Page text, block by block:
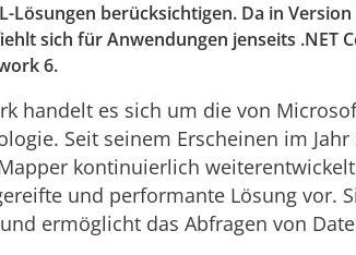
Lösungen berücksichtigen. Da in Version
sich für Anwendungen jenseits .NET
6.
handelt es sich um die von
Seit seinem Erscheinen im
kontinuierlich
und performante Lösung vor.
ermöglicht das Abfragen von